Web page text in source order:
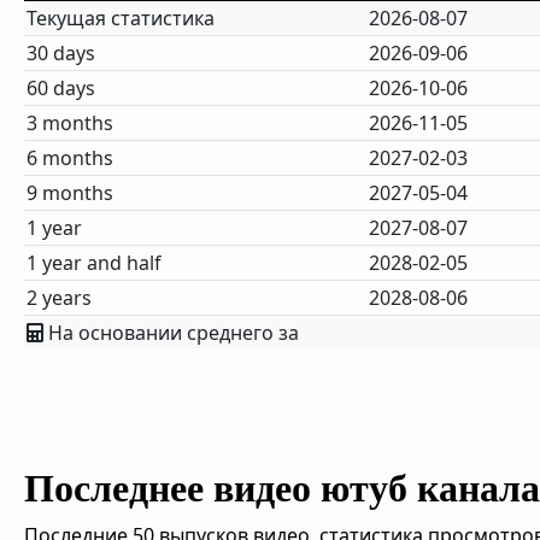
Текущая статистика
2026-08-07
30 days
2026-09-06
60 days
2026-10-06
3 months
2026-11-05
6 months
2027-02-03
9 months
2027-05-04
1 year
2027-08-07
1 year and half
2028-02-05
2 years
2028-08-06
На основании среднего за
Последнее видео ютуб